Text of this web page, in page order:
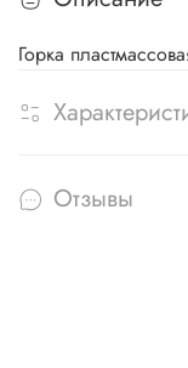
Горка
Отзывы